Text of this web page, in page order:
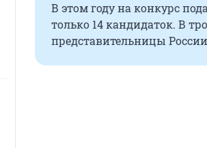
В этом году на конкурс
только 14 кандидаток. В
представительницы